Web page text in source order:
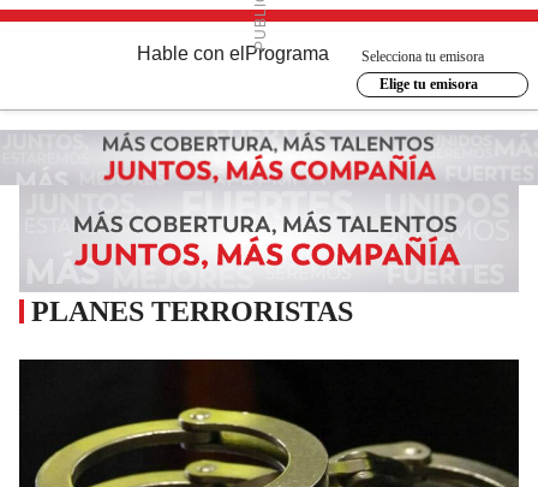
Hable con el Programa
Selecciona tu emisora
Elige tu emisora
PLANES TERRORISTAS